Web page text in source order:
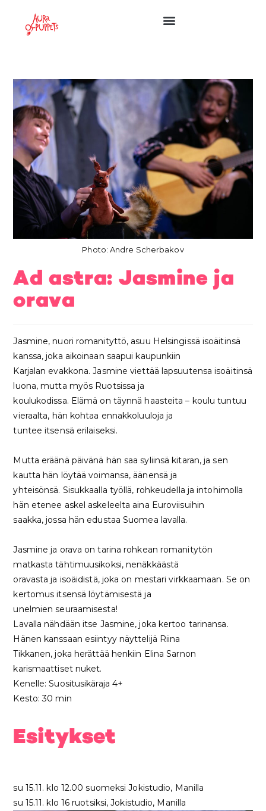
Photo: Andre Scherbakov
Ad astra: Jasmine ja
orava
Jasmine, nuori romanityttö, asuu Helsingissä isoäitinsä
kanssa, joka aikoinaan saapui kaupunkiin
Karjalan evakkona. Jasmine viettää lapsuutensa isoäitinsä
luona, mutta myös Ruotsissa ja
koulukodissa. Elämä on täynnä haasteita – koulu tuntuu
vieraalta, hän kohtaa ennakkoluuloja ja
tuntee itsensä erilaiseksi.
Mutta eräänä päivänä hän saa syliinsä kitaran, ja sen
kautta hän löytää voimansa, äänensä ja
yhteisönsä. Sisukkaalla työllä, rohkeudella ja intohimolla
hän etenee askel askeleelta aina Euroviisuihin
saakka, jossa hän edustaa Suomea lavalla.
Jasmine ja orava on tarina rohkean romanitytön
matkasta tähtimuusikoksi, nenäkkäästä
oravasta ja isoäidistä, joka on mestari virkkaamaan. Se on
kertomus itsensä löytämisestä ja
unelmien seuraamisesta!
Lavalla nähdään itse Jasmine, joka kertoo tarinansa.
Hänen kanssaan esiintyy näyttelijä Riina
Tikkanen, joka herättää henkiin Elina Sarnon
karismaattiset nuket.
Kenelle: Suositusikäraja 4+
Kesto: 30 min
Esitykset
su 15.11. klo 12.00 suomeksi Jokistudio, Manilla
su 15.11. klo 16 ruotsiksi, Jokistudio, Manilla